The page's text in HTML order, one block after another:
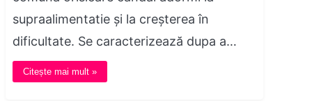
supraalimentatie și la creșterea în
dificultate. Se caracterizează dupa a…
Citește mai mult »